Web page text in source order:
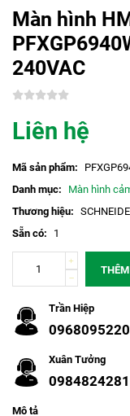
Màn hình
240VAC
Liên hệ
Mã sản phẩm:
Danh mục:
Màn hình
Thương hiệu:
Sẵn có:
1
Trần Hiệp
0968095220
Xuân Tưởng
0984824281
Mô tả